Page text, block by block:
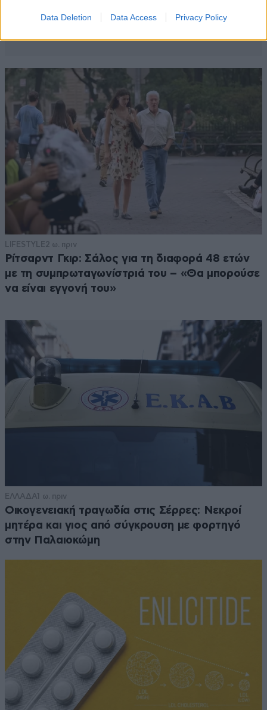
Data Deletion Data Access Privacy Policy
LIFESTYLE2 ω. πριν
Ρίτσαρντ Γκιρ: Σάλος για τη διαφορά 48 ετών
με τη συμπρωταγωνίστριά του – «Θα μπορούσε
να είναι εγγονή του»
ΕΛΛΑΔΑ1 ω. πριν
Οικογενειακή τραγωδία στις Σέρρες: Νεκροί
μητέρα και γιος από σύγκρουση με φορτηγό
στην Παλαιοκώμη